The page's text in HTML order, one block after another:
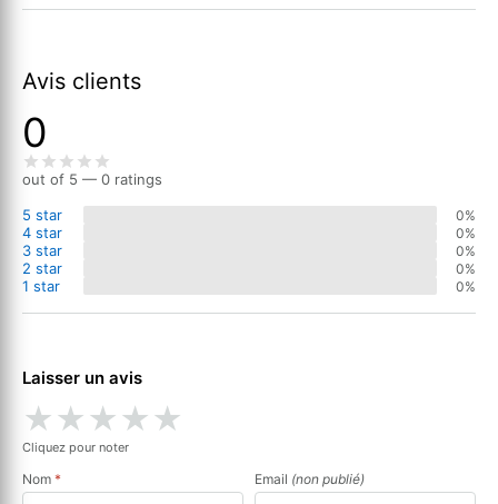
Avis clients
0
out of 5 — 0 ratings
5 star
0%
4 star 0%
3 star 0%
2 star 0%
1 star 0%
Laisser un avis
★★★★★
Cliquez pour noter
Nom * Email (non publié)